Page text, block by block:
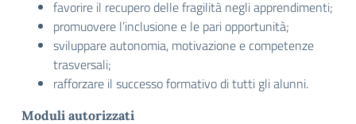
favorire il recupero delle fragilità negli apprendimenti;
promuovere l’inclusione e le pari opportunità;
sviluppare autonomia, motivazione e competenze
trasversali;
rafforzare il successo formativo di tutti gli alunni.
Moduli autorizzati